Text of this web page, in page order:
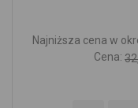
Najniższa cena w
Cena: